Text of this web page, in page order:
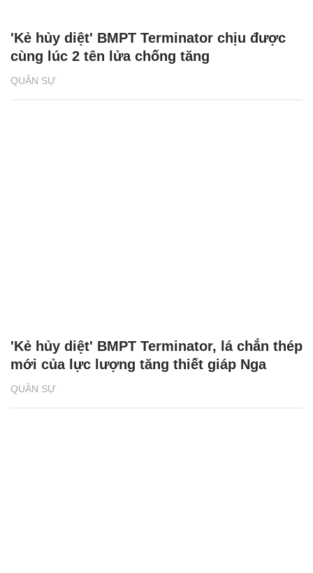
QUÂN SỰ
'Kẻ hủy diệt' BMPT Terminator chịu được
cùng lúc 2 tên lửa chống tăng
QUÂN SỰ
'Kẻ hủy diệt' BMPT Terminator, lá chắn thép
mới của lực lượng tăng thiết giáp Nga